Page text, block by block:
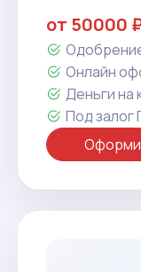
от 50000
Онлайн
Деньги на
Под